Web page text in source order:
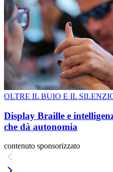
OLTRE IL BUIO E IL
Display Braille e
che dà autonomia
contenuto sponsorizzato